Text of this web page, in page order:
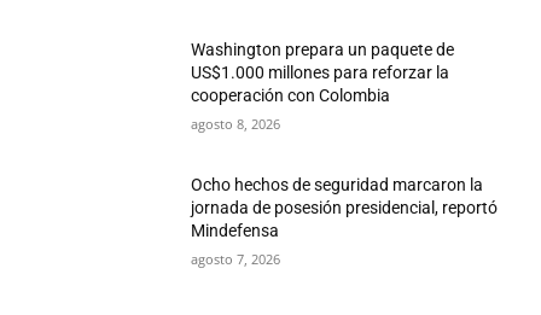
Washington prepara un paquete de
US$1.000 millones para reforzar la
cooperación con Colombia
agosto 8, 2026
Ocho hechos de seguridad marcaron la
jornada de posesión presidencial, reportó
Mindefensa
agosto 7, 2026